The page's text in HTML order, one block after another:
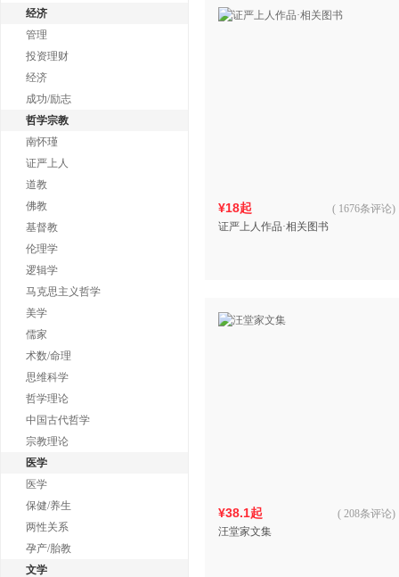
经济
管理
投资理财
经济
成功/励志
哲学宗教
南怀瑾
证严上人
道教
佛教
基督教
伦理学
逻辑学
马克思主义哲学
美学
儒家
术数/命理
思维科学
哲学理论
中国古代哲学
宗教理论
医学
医学
保健/养生
两性关系
孕产/胎教
文学
¥18起
证严上人作品·相关图书
( 1676条评论)
¥38.1起
汪堂家文集
( 208条评论)